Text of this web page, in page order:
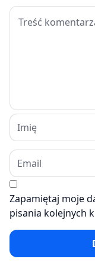
Zapamiętaj moje
pisania kolejnych